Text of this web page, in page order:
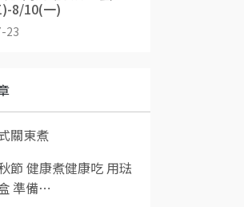
8/10(一)
23
關東煮
節 健康煮健康吃 用琺
準備⋯